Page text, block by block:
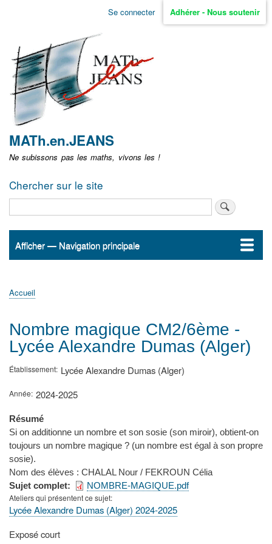
Aller
non
identifié
Se connecter Adhérer - Nous soutenir
MATh.en.JEANS
Ne subissons pas les maths, vivons les !
Chercher sur le site
Navigation
Afficher — Navigation principale
Accueil
ActualitésMATh.en.JEANS ?
Régions et Ateliers
Créer, gérer un atelier
Sujets/Publications
Congrès
d'Ariane
Accueil
Nombre magique CM2/6ème -
Lycée Alexandre Dumas (Alger)
Établissement Lycée Alexandre Dumas (Alger)
Année 2024-2025
Résumé
Si on additionne un nombre et son sosie (son miroir), obtient-on
toujours un nombre magique ? (un nombre est égal à son propre
sosie).
Nom des élèves : CHALAL Nour / FEKROUN Célia
Sujet complet
NOMBRE-MAGIQUE.pdf
Ateliers qui présentent ce sujet
Lycée Alexandre Dumas (Alger) 2024-2025
Type
Exposé court